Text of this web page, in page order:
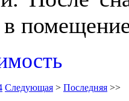
в
Следующая > Последняя >>